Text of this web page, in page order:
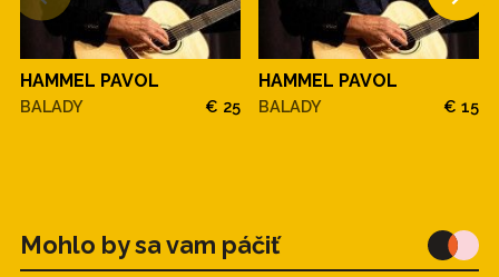
HAMMEL PAVOL
BALADY € 25
HAMMEL PAVOL
BALADY € 15
Mohlo by sa vam páčiť